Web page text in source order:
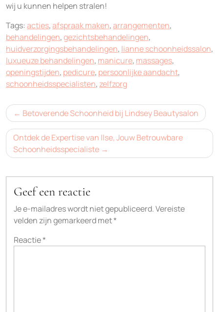
wij u kunnen helpen stralen!
Tags: acties,afspraak maken,arrangementen,
behandelingen,gezichtsbehandelingen,
huidverzorgingsbehandelingen, lianne schoonheidssalon,
luxueuze behandelingen, manicure, massages,
openingstijden, pedicure, persoonlijke aandacht,
schoonheidsspecialisten,zelfzorg
Bericht
navigatie
Betoverende Schoonheid bij Lindsey Beautysalon
Ontdek de Expertise van Ilse, Jouw Betrouwbare
Schoonheidsspecialiste
Geef een reactie
Je e-mailadres wordt niet gepubliceerd.Vereiste
velden zijn gemarkeerd met*
Reactie*